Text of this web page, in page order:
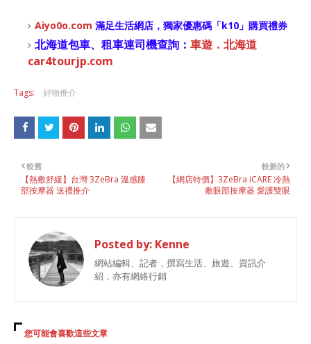
Aiyo0o.com 滿足生活網店， 獨家優惠碼「k10 」購買禮券
北海道包車、租車連司機查詢： 車遊．北海道
car4tourjp.com
Tags: 好物推介
較新的
【網店特價】3ZeBra iCARE 冷熱
敷眼部按摩器 愛護雙眼
較舊
【熱敷舒緩】台灣 3ZeBra 溫感膝
部按摩器 送禮推介
Posted by: Kenne
網站編輯、記者，撰寫生活、旅遊、資訊介
紹，亦有網絡行銷
您可能會喜歡這些文章